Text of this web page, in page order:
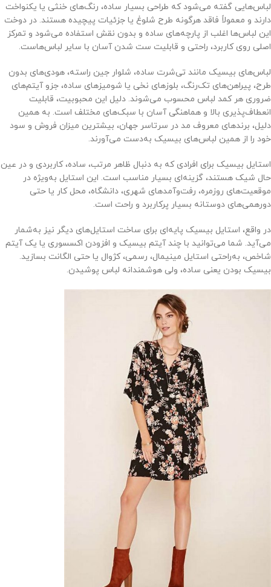
لباس‌هایی گفته می‌شود که طراحی بسیار ساده، رنگ‌های خنثی یا یکنواخت
دارند و معمولاً فاقد هرگونه طرح شلوغ یا جزئیات پیچیده هستند. در دوخت
این لباس‌ها اغلب از پارچه‌های ساده و بدون نقش استفاده می‌شود و تمرکز
اصلی روی کاربرد، راحتی و قابلیت ست شدن آسان با سایر لباس‌هاست.
لباس‌های بیسیک مانند تی‌شرت ساده، شلوار جین راسته، هودی‌های بدون
طرح، پیراهن‌های تک‌رنگ، بلوزهای نخی یا شومیزهای ساده، جزو آیتم‌های
ضروری هر کمد لباس محسوب می‌شوند. دلیل این محبوبیت، قابلیت
انعطاف‌پذیری بالا و هماهنگی آسان با سبک‌های مختلف است. به همین
دلیل، برندهای معروف مد در سرتاسر جهان، بیشترین میزان فروش و سود
خود را از همین لباس‌های بیسیک به‌دست می‌آورند.
استایل بیسیک برای افرادی که به دنبال ظاهر مرتب، ساده، کاربردی و در عین
حال شیک هستند، گزینه‌ای بسیار مناسب است. این استایل به‌ویژه در
موقعیت‌های روزمره، رفت‌وآمدهای شهری، دانشگاه، محل کار یا حتی
دورهمی‌های دوستانه بسیار پرکاربرد و راحت است.
در واقع، استایل بیسیک پایه‌ای برای ساخت استایل‌های دیگر نیز به‌شمار
می‌آید. شما می‌توانید با چند آیتم بیسیک و افزودن اکسسوری یا یک آیتم
شاخص، به‌راحتی استایل مینیمال، رسمی، کژوال یا حتی الگانت بسازید.
بیسیک بودن یعنی ساده، ولی هوشمندانه لباس پوشیدن.